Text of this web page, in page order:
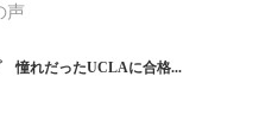
声
憧れだったUCLAに合格...